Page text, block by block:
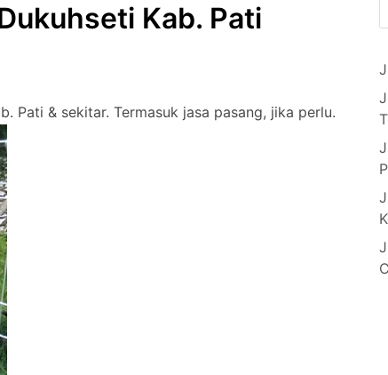
Kab. Pati
Pati & sekitar. Termasuk jasa pasang, jika perlu.